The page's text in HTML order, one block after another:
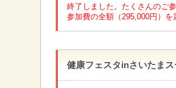
終了しました。たくさんのご
参加費の全額（295,000円）を
健康フェスタinさいたま